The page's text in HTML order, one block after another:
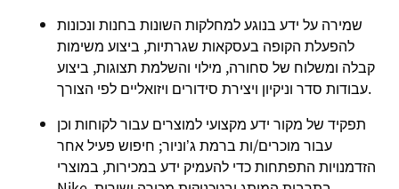
שמירה על ידע בנוגע למחלקות השונות בחנות ונכונות
להפעלת הקופה בעסקאות שגרתיות, ביצוע משימות
קבלה ומשלוח של סחורה, מילוי והשלמת תצוגות, ביצוע
עבודות סדר וניקיון ויצירת סידורים ויזואליים לפי הצורך.
תפקיד של מקור ידע מקצועי למוצרים עבור לקוחות וכן
עבור מוכרים/ות ברמת ג’וניור; חיפוש פעיל אחר
הזדמנויות התפתחות כדי להעמיק ידע במכירות, במוצרי